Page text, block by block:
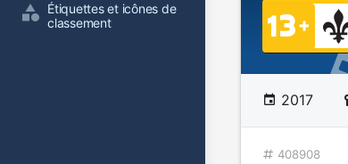
Étiquettes et icônes de
classement
2017
408908